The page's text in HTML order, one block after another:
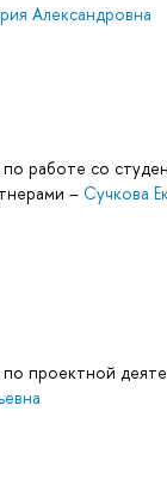
Александровна
по работе со
– Сучкова
по проектной